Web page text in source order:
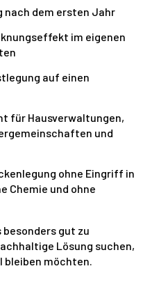
nach dem ersten Jahr
im eigenen
auf einen
für Hausverwaltungen,
und
ohne Eingriff in
Chemie und ohne
gut zu
Lösung suchen,
möchten.